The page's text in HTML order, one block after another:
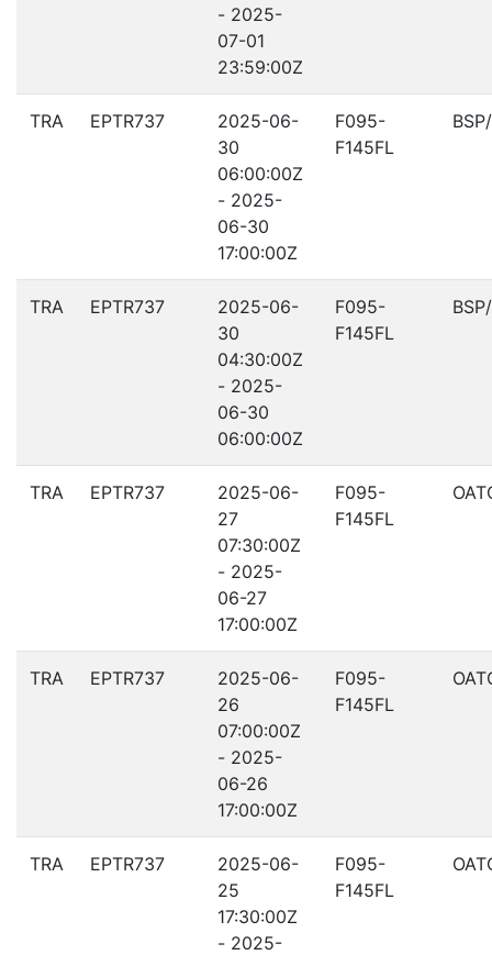
- 2025-
07-01
23:59:00Z
TRA EPTR737
2025-06-
30
06:00:00Z
- 2025-
06-30
17:00:00Z
F095-
F145FL
TRA EPTR737
2025-06-
30
04:30:00Z
- 2025-
06-30
06:00:00Z
F095-
F145FL
TRA EPTR737
2025-06-
27
07:30:00Z
- 2025-
06-27
17:00:00Z
F095-
F145FL
TRA EPTR737
2025-06-
26
07:00:00Z
- 2025-
06-26
17:00:00Z
F095-
F145FL
TRA EPTR737
2025-06-
25
17:30:00Z
- 2025-
F095-
F145FL